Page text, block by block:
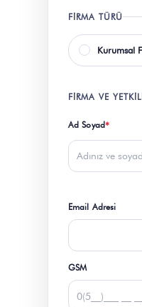
FIRMA TÜRÜ
FIRMA VE
Ad Soyad*
Email Adresi
GSM